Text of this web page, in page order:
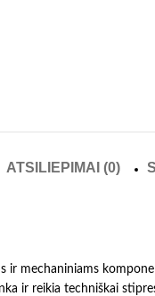
ATSILIEPIMAI (0)
mechaniniams
ir reikia techniškai